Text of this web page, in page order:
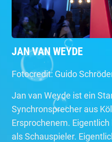
JAN VAN WEYDE
Fotocredit: Guido
Jan van Weyde ist ein
Synchronsprecher aus
Ersprochenem.
als Schauspieler.